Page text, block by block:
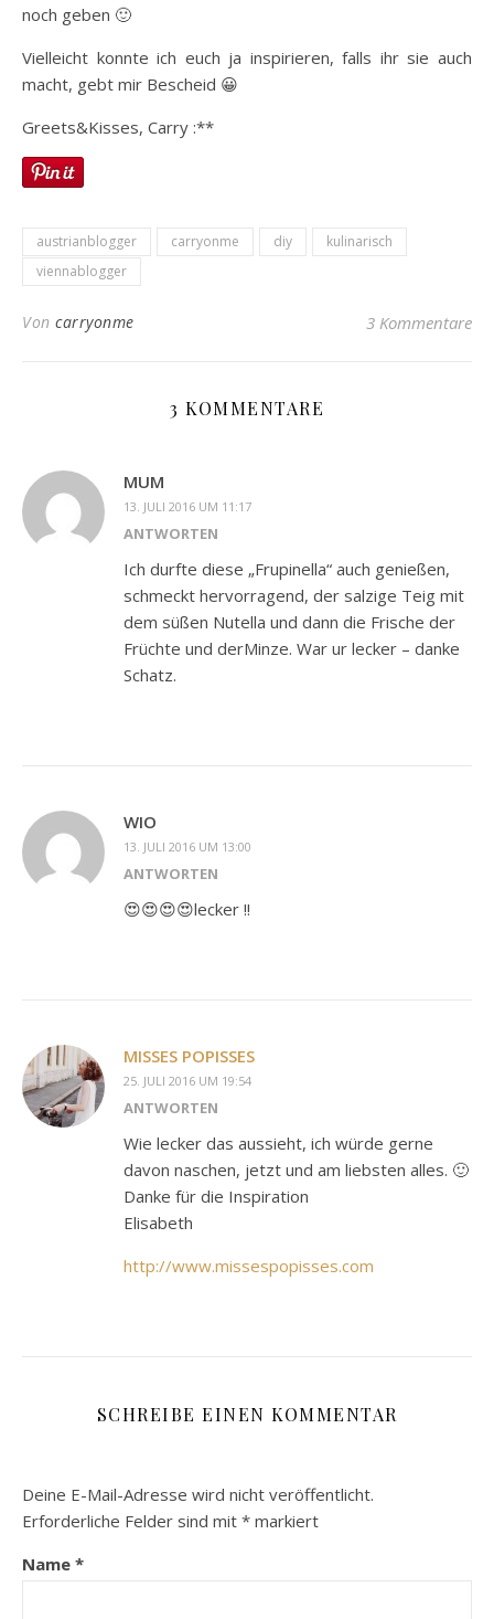
noch geben 🙂
Vielleicht konnte ich euch ja inspirieren, falls ihr sie auch
macht, gebt mir Bescheid 😀
Greets&Kisses, Carry :**
austrianblogger carryonme diy
kulinarisch
viennablogger
Von carryonme 3 Kommentare
3 KOMMENTARE
MUM
13. JULI 2016 UM 11:17
ANTWORTEN
Ich durfte diese „Frupinella“ auch genießen,
schmeckt hervorragend, der salzige Teig mit
dem süßen Nutella und dann die Frische der
Früchte und derMinze. War ur lecker – danke
Schatz.
WIO
13. JULI 2016 UM 13:00
ANTWORTEN
😍😍😍😍lecker !!
MISSES POPISSES
25. JULI 2016 UM 19:54
ANTWORTEN
Wie lecker das aussieht, ich würde gerne
davon naschen, jetzt und am liebsten alles. 🙂
Danke für die Inspiration
Elisabeth
http://www.missespopisses.com
SCHREIBE EINEN KOMMENTAR
Deine E-Mail-Adresse wird nicht veröffentlicht.
Erforderliche Felder sind mit * markiert
Name *